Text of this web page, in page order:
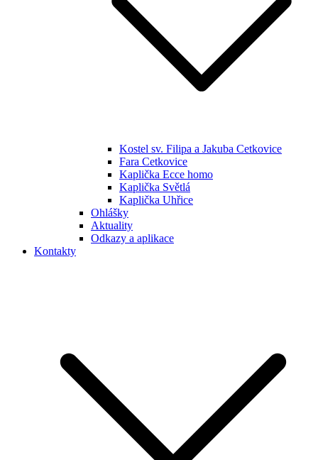
Kostel sv. Filipa a Jakuba Cetkovice
Fara Cetkovice
Kaplička Ecce homo
Kaplička Světlá
Kaplička Uhřice
Ohlášky
Aktuality
Odkazy a aplikace
Kontakty